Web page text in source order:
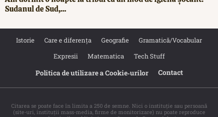
Sudanul de Sud,...
Istorie Care e diferența Geografie
Gramatică/Vocabular
Expresii
Matematica Tech Stuff
Politica de utilizare a Cookie‐urilor Contact
Citarea se poate face în limita a 250 de semne. Nici o instituţie sau persoană
(site-uri, instituţii mass-media, firme de monitorizare) nu poate reproduce